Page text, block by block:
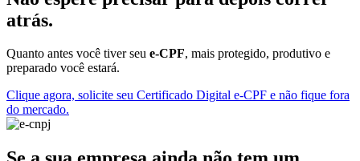
atrás.
Quanto antes você tiver seu e-CPF, mais protegido, produtivo e
preparado você estará.
Clique agora, solicite seu Certificado Digital e-CPF e não fique fora
do mercado.